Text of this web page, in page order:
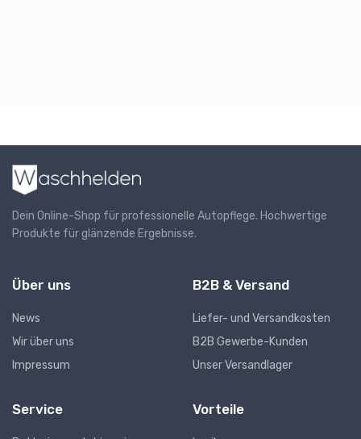
Dein Online-Shop für professionelle Autopflege. Hochwertige
Produkte für glänzende Ergebnisse.
Über uns
News
Wir über uns
Impressum
B2B & Versand
Liefer- und Versandkosten
B2B Gewerbe-Kunden
Unser Versandlager
Service Vorteile